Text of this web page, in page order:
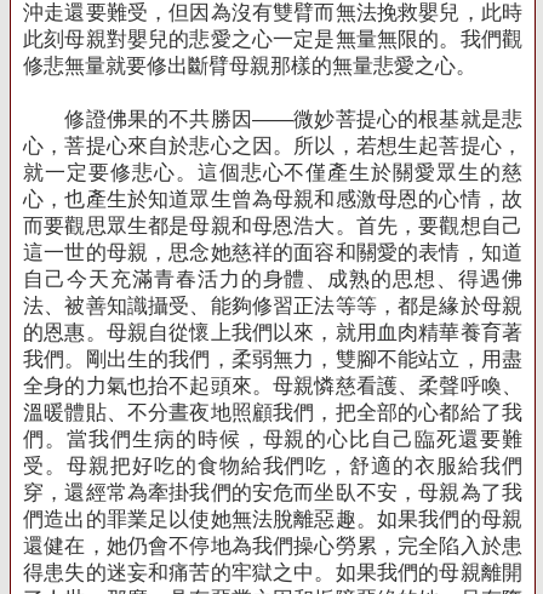
沖走還要難受，但因為沒有雙臂而無法挽救嬰兒，此時
此刻母親對嬰兒的悲愛之心一定是無量無限的。我們觀
修悲無量就要修出斷臂母親那樣的無量悲愛之心。
修證佛果的不共勝因——微妙菩提心的根基就是悲
心，菩提心來自於悲心之因。所以，若想生起菩提心，
就一定要修悲心。這個悲心不僅產生於關愛眾生的慈
心，也產生於知道眾生曾為母親和感激母恩的心情，故
而要觀思眾生都是母親和母恩浩大。首先，要觀想自己
這一世的母親，思念她慈祥的面容和關愛的表情，知道
自己今天充滿青春活力的身體、成熟的思想、得遇佛
法、被善知識攝受、能夠修習正法等等，都是緣於母親
的恩惠。母親自從懷上我們以來，就用血肉精華養育著
我們。剛出生的我們，柔弱無力，雙腳不能站立，用盡
全身的力氣也抬不起頭來。母親憐慈看護、柔聲呼喚、
溫暖體貼、不分晝夜地照顧我們，把全部的心都給了我
們。當我們生病的時候，母親的心比自己臨死還要難
受。母親把好吃的食物給我們吃，舒適的衣服給我們
穿，還經常為牽掛我們的安危而坐臥不安，母親為了我
們造出的罪業足以使她無法脫離惡趣。如果我們的母親
還健在，她仍會不停地為我們操心勞累，完全陷入於患
得患失的迷妄和痛苦的牢獄之中。如果我們的母親離開